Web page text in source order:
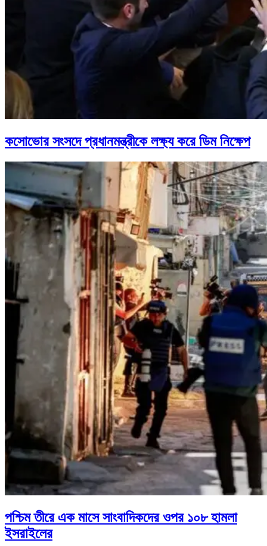
কসোভোর সংসদে প্রধানমন্ত্রীকে লক্ষ্য করে ডিম নিক্ষেপ
পশ্চিম তীরে এক মাসে সাংবাদিকদের ওপর ১০৮ হামলা
ইসরাইলের